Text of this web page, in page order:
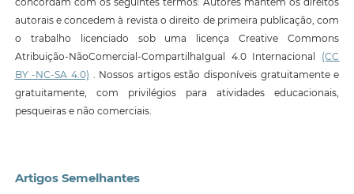
autorais e concedem à revista o direito de primeira publicação, com
o trabalho licenciado sob uma licença Creative Commons
Atribuição-NãoComercial-CompartilhaIgual 4.0 Internacional (CC
BY -NC-SA 4.0) . Nossos artigos estão disponíveis gratuitamente e
gratuitamente, com privilégios para atividades educacionais,
pesqueiras e não comerciais.
Artigos Semelhantes